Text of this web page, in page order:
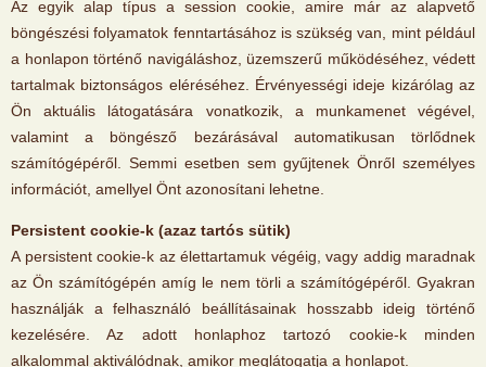
Az egyik alap típus a session cookie, amire már az alapvető
böngészési folyamatok fenntartásához is szükség van, mint például
a honlapon történő navigáláshoz, üzemszerű működéséhez, védett
tartalmak biztonságos eléréséhez. Érvényességi ideje kizárólag az
Ön aktuális látogatására vonatkozik, a munkamenet végével,
valamint a böngésző bezárásával automatikusan törlődnek
számítógépéről. Semmi esetben sem gyűjtenek Önről személyes
információt, amellyel Önt azonosítani lehetne.
Persistent cookie-k (azaz tartós sütik)
A persistent cookie-k az élettartamuk végéig, vagy addig maradnak
az Ön számítógépén amíg le nem törli a számítógépéről. Gyakran
használják a felhasználó beállításainak hosszabb ideig történő
kezelésére. Az adott honlaphoz tartozó cookie-k minden
alkalommal aktiválódnak, amikor meglátogatja a honlapot.